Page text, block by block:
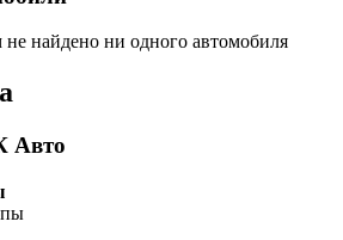
найдено ни одного автомобиля
Авто